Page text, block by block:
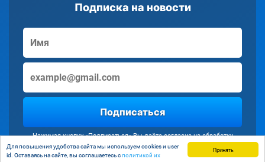
Принять
Для повышения удобства сайта мы используем cookies и user
id. Оставаясь на сайте, вы соглашаетесь сполитикой их
Подписка на новости
Подписаться
Нажимая кнопку «Подписаться» Вы даёте согласие на обработку
персональных данных